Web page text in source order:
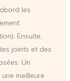
les
Ensuite,
joints et des
Un
meilleure